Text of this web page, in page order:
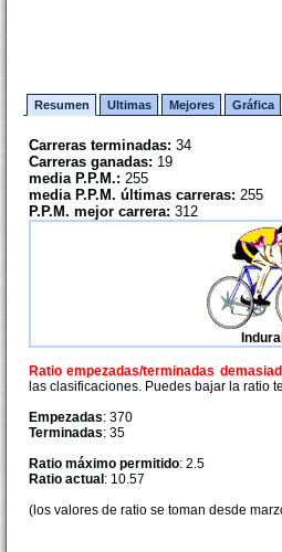
Resumen Ultimas Mejores Gráfica
Carreras terminadas: 34
Carreras ganadas: 19
media P.P.M.: 255
media P.P.M. últimas carreras: 255
P.P.M. mejor carrera: 312
Ratio empezadas/terminadas
las clasificaciones. Puedes bajar la ratio
Empezadas: 370
Terminadas: 35
Ratio máximo permitido: 2.5
Ratio actual : 10.57
(los valores de ratio se toman desde